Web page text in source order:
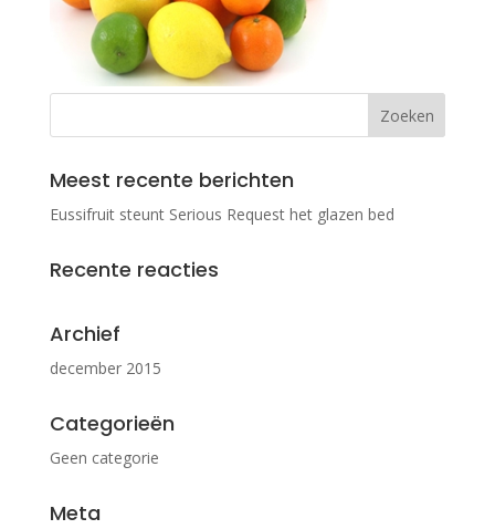
Meest recente berichten
Eussifruit steunt Serious Request het glazen bed
Recente reacties
Archief
december 2015
Categorieën
Geen categorie
Meta